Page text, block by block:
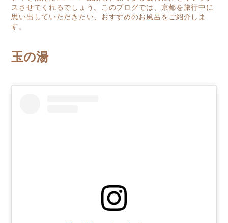
スさせてくれるでしょう。このブログでは、京都を旅行中に
思い出していただきたい、おすすめのお風呂をご紹介しま
す。
玉の湯